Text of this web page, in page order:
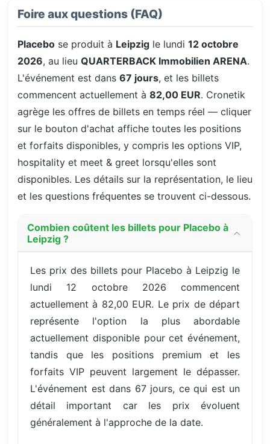
Foire aux questions (FAQ)
Placebo se produit à Leipzig le lundi 12 octobre
2026, au lieu QUARTERBACK Immobilien ARENA.
L'événement est dans 67 jours, et les billets
commencent actuellement à 82,00 EUR. Cronetik
agrège les offres de billets en temps réel — cliquer
sur le bouton d'achat affiche toutes les positions
et forfaits disponibles, y compris les options VIP,
hospitality et meet & greet lorsqu'elles sont
disponibles. Les détails sur la représentation, le lieu
et les questions fréquentes se trouvent ci-dessous.
Combien coûtent les billets pour Placebo à
Leipzig ?
Les prix des billets pour Placebo à Leipzig le
lundi 12 octobre 2026 commencent
actuellement à 82,00 EUR. Le prix de départ
représente l'option la plus abordable
actuellement disponible pour cet événement,
tandis que les positions premium et les
forfaits VIP peuvent largement le dépasser.
L'événement est dans 67 jours, ce qui est un
détail important car les prix évoluent
généralement à l'approche de la date.